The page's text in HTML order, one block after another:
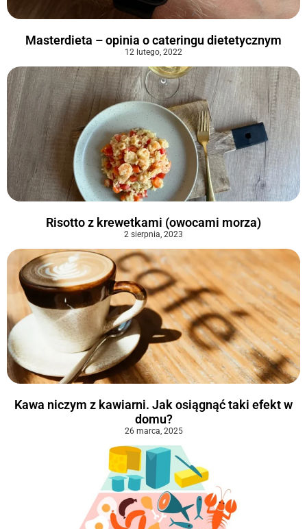
Masterdieta – opinia o cateringu dietetycznym
12 lutego, 2022
Risotto z krewetkami (owocami morza)
2 sierpnia, 2023
Kawa niczym z kawiarni. Jak osiągnąć taki efekt w
domu?
26 marca, 2025